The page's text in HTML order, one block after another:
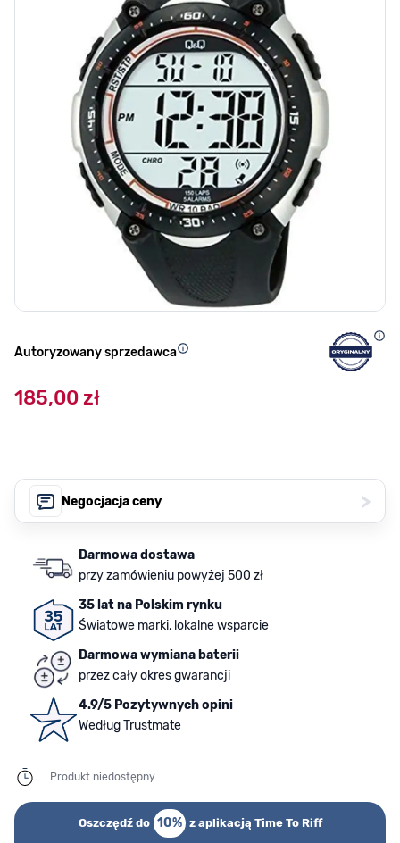
Autoryzowany sprzedawca
185,00 zł
Negocjacja ceny >
Darmowa dostawa
przy zamówieniu powyżej 500 zł
35 lat na Polskim rynku
Światowe marki, lokalne wsparcie
Darmowa wymiana baterii
przez cały okres gwarancji
4.9/5 Pozytywnych opini
Według Trustmate
Produkt niedostępny
Oszczędź do 10% z aplikacją Time To Riff